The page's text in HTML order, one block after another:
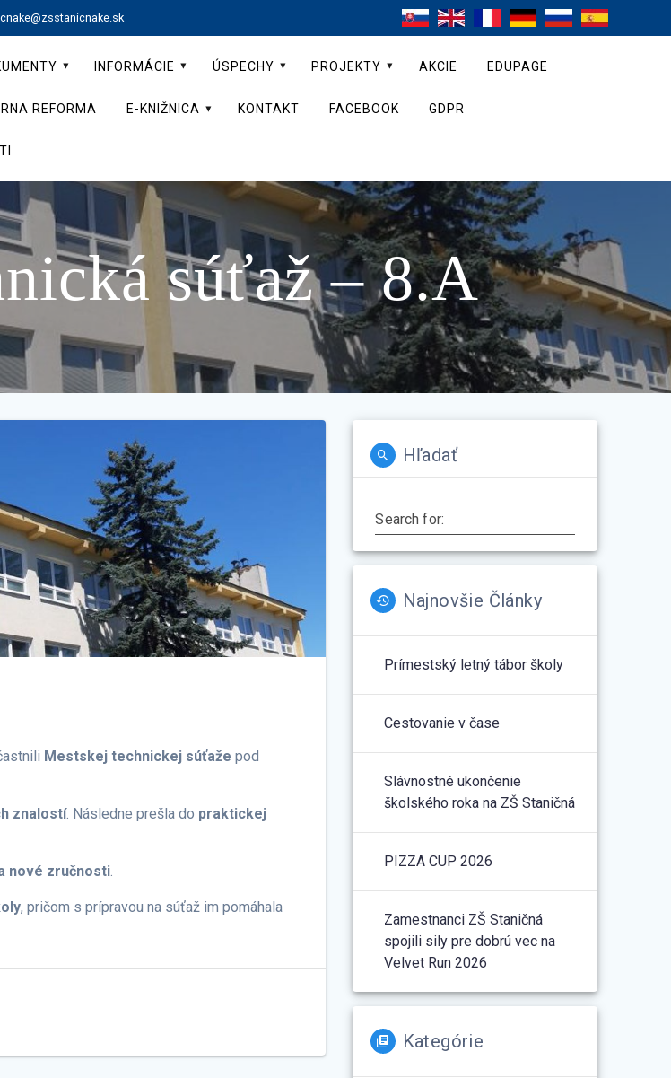
INFORMÁCIE ÚSPECHY PROJEKTY AKCIE EDUPAGE
REFORMA E-KNIŽNICA KONTAKT FACEBOOK GDPR
súťaž – 8.A
Mestskej technickej súťaže pod
znalostí. Následne prešla do praktickej
nové zručnosti.
, pričom s prípravou na súťaž im pomáhala
Hľadať
Search for:
Najnovšie Články
Prímestský letný tábor školy
Cestovanie v čase
Slávnostné ukončenie
školského roka na ZŠ Staničná
PIZZA CUP 2026
Zamestnanci ZŠ Staničná
spojili sily pre dobrú vec na
Velvet Run 2026
Kategórie